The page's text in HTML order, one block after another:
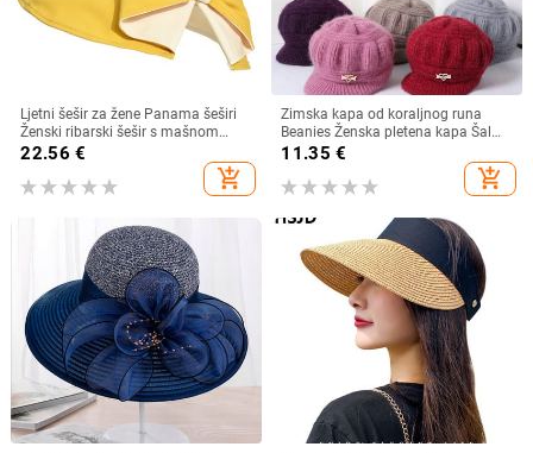
Ljetni šešir za žene Panama šeširi
Ženski ribarski šešir s mašnom
Trend ženski šeširi s kantom
Suncobran Prozračne kape za
sunce za žene
22.56 €
add_shopping_cart
Zimska kapa od koraljnog runa
Beanies Ženska pletena kapa Šal
Održava toplinu Vunena pletena
kapa Kapa sa šiltom Dvoslojne
zaštitne kape
11.35 €
add_shopping_cart